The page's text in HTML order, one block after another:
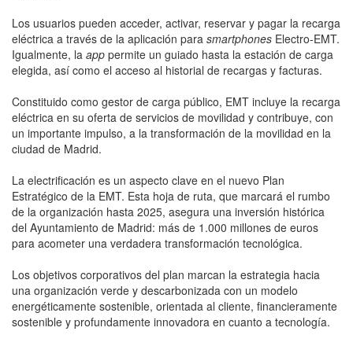
Los usuarios pueden acceder, activar, reservar y pagar la recarga
eléctrica a través de la aplicación para smartphones Electro-EMT.
Igualmente, la app permite un guiado hasta la estación de carga
elegida, así como el acceso al historial de recargas y facturas.
Constituido como gestor de carga público, EMT incluye la recarga
eléctrica en su oferta de servicios de movilidad y contribuye, con
un importante impulso, a la transformación de la movilidad en la
ciudad de Madrid.
La electrificación es un aspecto clave en el nuevo Plan
Estratégico de la EMT. Esta hoja de ruta, que marcará el rumbo
de la organización hasta 2025, asegura una inversión histórica
del Ayuntamiento de Madrid: más de 1.000 millones de euros
para acometer una verdadera transformación tecnológica.
Los objetivos corporativos del plan marcan la estrategia hacia
una organización verde y descarbonizada con un modelo
energéticamente sostenible, orientada al cliente, financieramente
sostenible y profundamente innovadora en cuanto a tecnología.